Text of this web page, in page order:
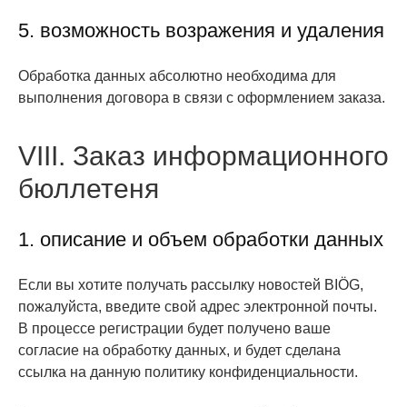
5. возможность возражения и удаления
Обработка данных абсолютно необходима для
выполнения договора в связи с оформлением заказа.
VIII. Заказ информационного
бюллетеня
1. описание и объем обработки данных
Если вы хотите получать рассылку новостей BIÖG,
пожалуйста, введите свой адрес электронной почты.
В процессе регистрации будет получено ваше
согласие на обработку данных, и будет сделана
ссылка на данную политику конфиденциальности.